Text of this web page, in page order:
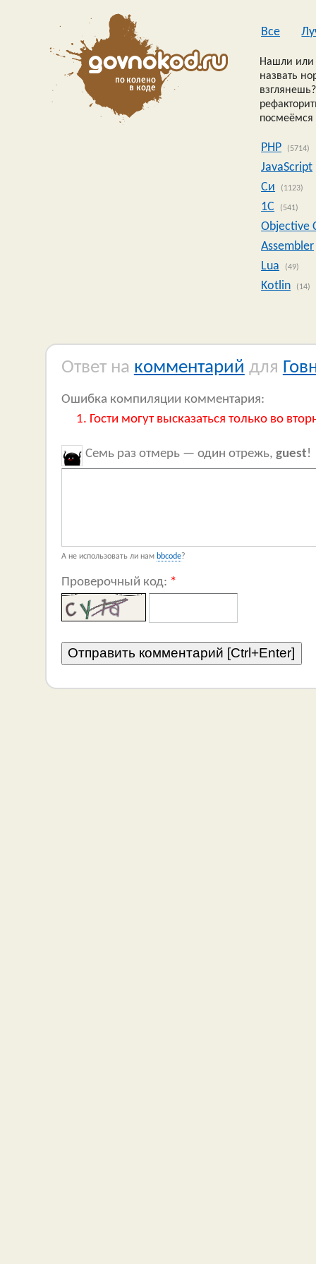
Все
Нашли или
назвать
посмеёмся
PHP (5714)
JavaScript
Си
(1123)
1C (541)
Objective
Assembler
Lua
(49)
Kotlin (14)
Ответ на комментарий для
Ошибка компиляции комментария:
Гости могут высказаться только во
Семь раз отмерь — один отрежь, guest!
А не использовать ли нам bbcode?
Проверочный код: *